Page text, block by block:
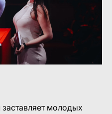
молодых